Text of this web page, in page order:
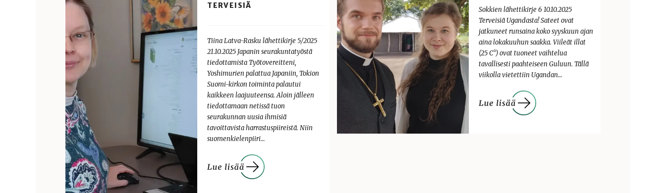
TERVEISIÄ
Tiina Latva-Rasku lähettikirje 5/2025
21.10.2025 Japanin seurakuntatyöstä
tiedottamista Työtovereitteni,
Yoshimurien palattua Japaniin, Tokion
Suomi-kirkon toiminta palautui
kaikkeen laajuuteensa. Aloin jälleen
tiedottamaan netissä tuon
seurakunnan uusia ihmisiä
tavoittavista harrastuspiireistä. Niin
suomenkielenpiiri…
Sokkien lähettikirje 6 10.10.2025
Terveisiä Ugandasta! Sateet ovat
jatkuneet runsaina koko syyskuun ajan
aina lokakuuhun saakka. Viileät illat
(25 C°) ovat tuoneet vaihtelua
tavallisesti paahteiseen Guluun. Tällä
viikolla vietettiin Ugandan…